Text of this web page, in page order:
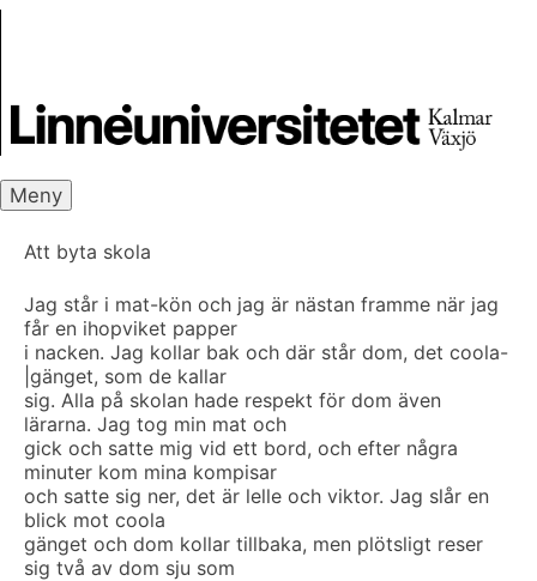
Meny
Att byta skola
Jag står i mat-kön och jag är nästan framme när jag
får en ihopviket papper
i nacken. Jag kollar bak och där står dom, det coola-
|gänget, som de kallar
sig. Alla på skolan hade respekt för dom även
lärarna. Jag tog min mat och
gick och satte mig vid ett bord, och efter några
minuter kom mina kompisar
och satte sig ner, det är lelle och viktor. Jag slår en
blick mot coola
gänget och dom kollar tillbaka, men plötsligt reser
sig två av dom sju som